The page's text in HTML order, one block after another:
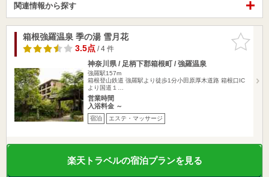
関連情報から探す
お気に入
りに追加
箱根強羅温泉 季の湯 雪月花
3.5点/ 4 件
神奈川県 / 足柄下郡箱根町 / 強羅温泉
強羅駅157m
箱根登山鉄道 強羅駅より徒歩1分小田原厚木道路 箱根口IC
より国道１…
営業時間
入浴料金 ～
宿泊 エステ・マッサージ
楽天トラベルの宿泊プランを見る